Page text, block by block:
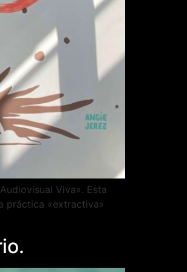
Viva». Esta
práctica «extractiva»